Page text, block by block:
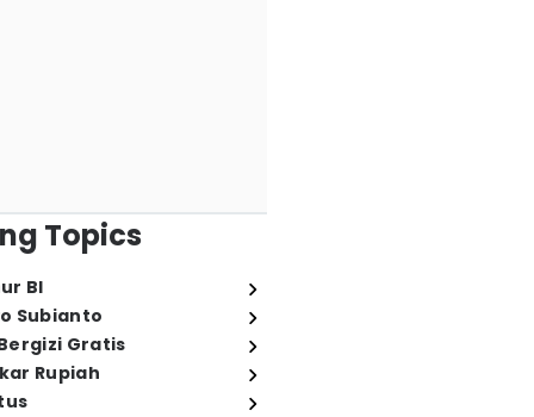
Topics
BI
Subianto
Gratis
Rupiah